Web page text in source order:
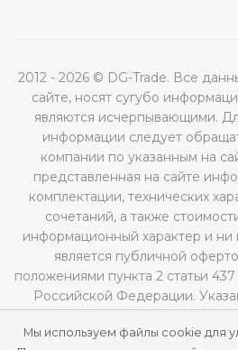
Мы используем файлы cookie для
2012 - 2026 © DG-Trade. Все
сайте, носят сугубо
являются исчерпывающими.
информации следует
компании по указанным на
представленная на сайте
комплектации, технических
сочетаний, а также
информационный характер и ни
является публичной
положениями пункта 2 статьи
Российской Федерации.